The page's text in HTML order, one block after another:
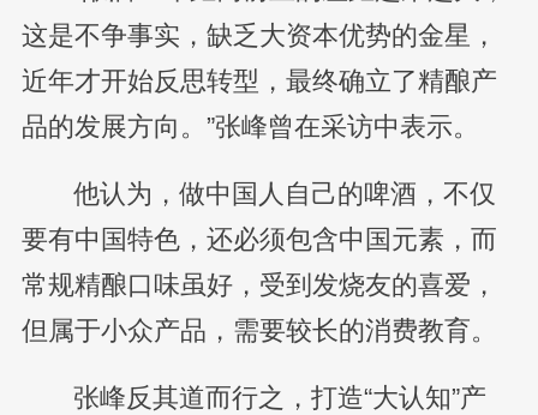
这是不争事实，缺乏大资本优势的金星，
近年才开始反思转型，最终确立了精酿产
品的发展方向。”张峰曾在采访中表示。
他认为，做中国人自己的啤酒，不仅
要有中国特色，还必须包含中国元素，而
常规精酿口味虽好，受到发烧友的喜爱，
但属于小众产品，需要较长的消费教育。
张峰反其道而行之，打造“大认知”产